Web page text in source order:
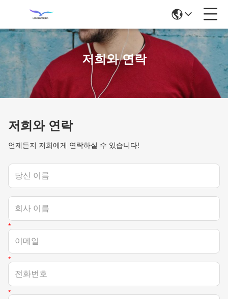
저희와 연락
저희와 연락
언제든지 저희에게 연락하실 수 있습니다!